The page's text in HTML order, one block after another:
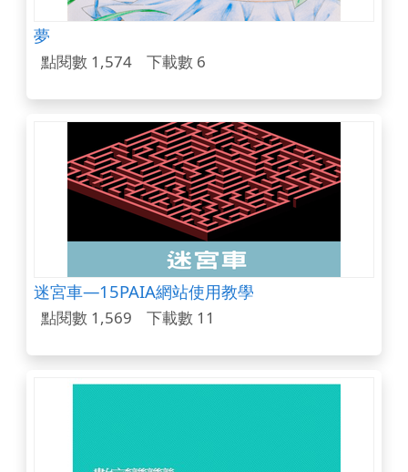
夢
點閱數 1,574 下載數 6
迷宮車—15PAIA網站使用教學
點閱數 1,569 下載數 11